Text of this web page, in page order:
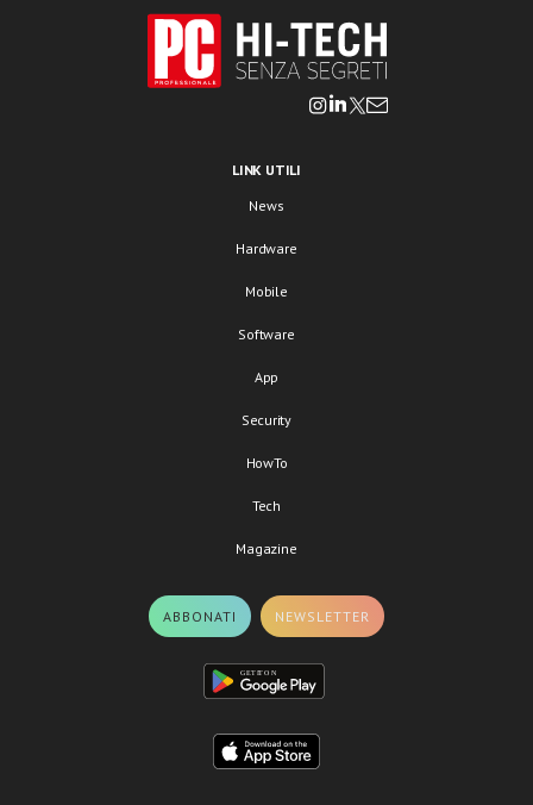
LINK UTILI
News
Hardware
Mobile
Software
App
Security
HowTo
Tech
Magazine
ABBONATI NEWSLETTER